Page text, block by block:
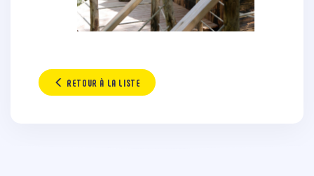
RETOUR À LA LISTE